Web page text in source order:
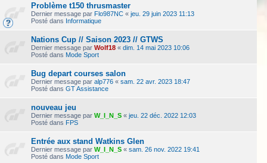
Problème t150 thrusmaster
Dernier message par Flo987NC « jeu. 29 juin 2023 11:13
Posté dans Informatique
Nations Cup // Saison 2023 // GTWS
Dernier message par Wolf18 « dim. 14 mai 2023 10:06
Posté dans Mode Sport
Bug depart courses salon
Dernier message par alp776 « sam. 22 avr. 2023 18:47
Posté dans GT Assistance
nouveau jeu
Dernier message par W_I_N_S « jeu. 22 déc. 2022 12:03
Posté dans FPS
Entrée aux stand Watkins Glen
Dernier message par W_I_N_S « sam. 26 nov. 2022 19:41
Posté dans Mode Sport